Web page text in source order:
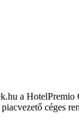
a HotelPremio
céges